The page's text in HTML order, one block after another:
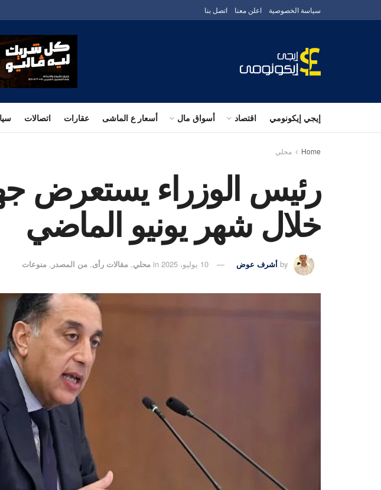
سياسة الخصوصية اعلن معنا اتصل بنا
إيجي إيكونومي اقتصاد أسواق مال أسعار ع الماشى عقارات اتصالات
Home محلي
رئيس الوزراء يستعرض
خلال شهر يونيو الماضي
by أشرف عوض 10 يوليو، 2025 in محلي, مقالات رأى, من المصدر , منوعات